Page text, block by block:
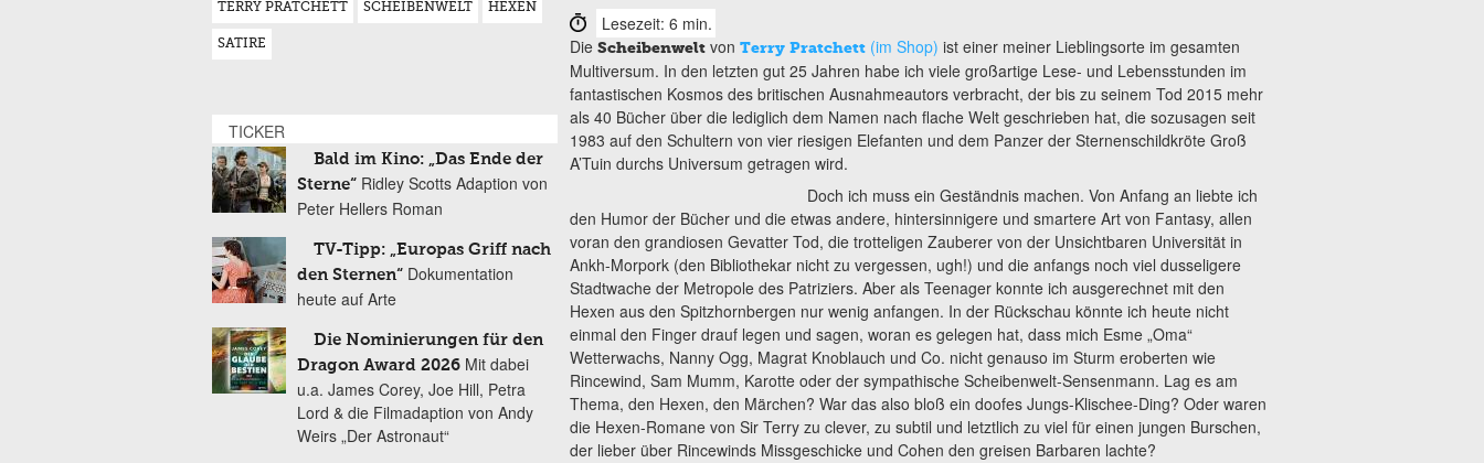
Lesezeit: 6 min.
Die Scheibenweltvon Terry Pratchett(im Shop) ist einer meiner Lieblingsorte im gesamten
Multiversum. In den letzten gut 25 Jahren habe ich viele großartige Lese- und Lebensstunden im
fantastischen Kosmos des britischen Ausnahmeautors verbracht, der bis zu seinem Tod 2015 mehr
als 40 Bücher über die lediglich dem Namen nach flache Welt geschrieben hat, die sozusagen seit
1983 auf den Schultern von vier riesigen Elefanten und dem Panzer der Sternenschildkröte Groß
A’Tuin durchs Universum getragen wird.
Doch ich muss ein Geständnis machen. Von Anfang an liebte ich
den Humor der Bücher und die etwas andere, hintersinnigere und smartere Art von Fantasy, allen
voran den grandiosen Gevatter Tod, die trotteligen Zauberer von der Unsichtbaren Universität in
Ankh-Morpork (den Bibliothekar nicht zu vergessen, ugh!) und die anfangs noch viel dusseligere
Stadtwache der Metropole des Patriziers. Aber als Teenager konnte ich ausgerechnet mit den
Hexen aus den Spitzhornbergen nur wenig anfangen. In der Rückschau könnte ich heute nicht
einmal den Finger drauf legen und sagen, woran es gelegen hat, dass mich Esme „Oma“
Wetterwachs, Nanny Ogg, Magrat Knoblauch und Co. nicht genauso im Sturm eroberten wie
Rincewind, Sam Mumm, Karotte oder der sympathische Scheibenwelt-Sensenmann. Lag es am
Thema, den Hexen, den Märchen? War das also bloß ein doofes Jungs-Klischee-Ding? Oder waren
die Hexen-Romane von Sir Terry zu clever, zu subtil und letztlich zu viel für einen jungen Burschen,
der lieber über Rincewinds Missgeschicke und Cohen den greisen Barbaren lachte?
TERRY PRATCHETT SCHEIBENWELT HEXEN
SATIRE
TICKER
Bald im Kino: „Das Ende der
Sterne“ Ridley Scotts Adaption von
Peter Hellers Roman
TV-Tipp: „Europas Griff nach
den Sternen“ Dokumentation
heute auf Arte
Die Nominierungen für den
Dragon Award 2026 Mit dabei
u.a. James Corey, Joe Hill, Petra
Lord & die Filmadaption von Andy
Weirs „Der Astronaut“